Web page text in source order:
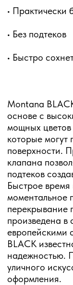
• Практически
• Без подтеков
• Быстро
Montana
основе с
мощных цветов
которые могут
поверхности.
клапана
подтеков
Быстрое время
моментальное
перекрывание
произведена в
европейскими
BLACK
надежностью.
уличного
оформления.